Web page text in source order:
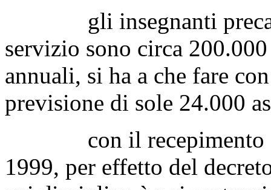
gli insegnanti precari,
servizio sono circa
annuali, si ha a che fare
previsione di sole 24.000
con il recepimento
1999, per effetto del